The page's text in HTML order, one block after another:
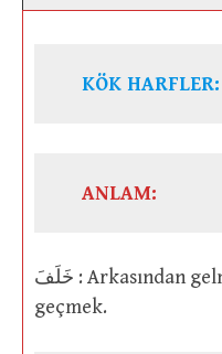
KÖK HARFLER:
ANLAM:
خَلَفَ : Arkasından gelmek. Halef olmak, yerine
geçmek.